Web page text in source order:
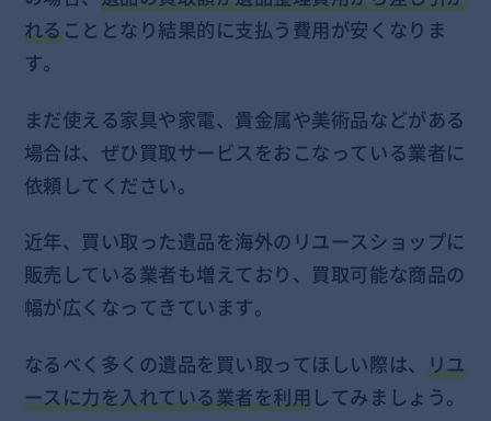
れることとなり結果的に支払う費用が安くなりま
す。
まだ使える家具や家電、貴金属や美術品などがある
場合は、ぜひ買取サービスをおこなっている業者に
依頼してください。
近年、買い取った遺品を海外のリユースショップに
販売している業者も増えており、買取可能な商品の
幅が広くなってきています。
なるべく多くの遺品を買い取ってほしい際は、 リユ
ースに力を入れている業者を利用してみましょう。